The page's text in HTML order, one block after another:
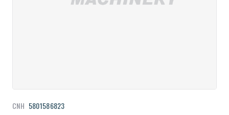
CNH 5801586823
la